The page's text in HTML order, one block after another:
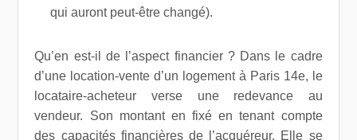
qui auront peut-être changé).
Qu’en est-il de l’aspect financier ? Dans le cadre
d’une location-vente d’un logement à Paris 14e, le
locataire-acheteur verse une redevance au
vendeur. Son montant en fixé en tenant compte
des capacités financières de l’acquéreur. Elle se